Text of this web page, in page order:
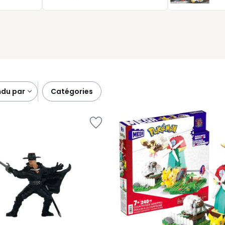
plus qu’un décor. C’est une fenêtre ouverte sur votre
par catégories